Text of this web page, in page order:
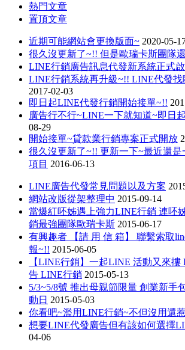
熱門文章
置頂文章
近期可能網站會更換版面~ 2020-05-
很久沒更新了~!! 但是歐瑞卡斯團隊
LINE行銷廣告訊息代發新系統正式
LINE行銷系統再升級~!! LINE代發找
2017-02-03
即日起LINE代發行銷開始接單~!!
廣告行不行~LINE一下就知道~即日
08-29
開始接單~貸款業行銷專案正式開放
很久沒更新了~!! 更新一下~最近還是
項目 2016-06-13
LINE廣告代發常見問題以及方案
網站改版從架整理中 2015-09-14
當爆紅呸姊遇上強力LINE行銷 連呸
銷最強團隊歐瑞卡斯 2015-06-17
有興趣者 【請 用 信 箱】 聯繫索取
報~!! 2015-06-05
【LINE行銷】一起LINE 活動又來
告 LINE行銷 2015-05-13
5/3~5/8號 推出母親節限量 創業新手
動日 2015-05-03
你看吧~濫用LINE行銷~不但沒用還
想要LINE代發廣告但有該如何選擇
04-06